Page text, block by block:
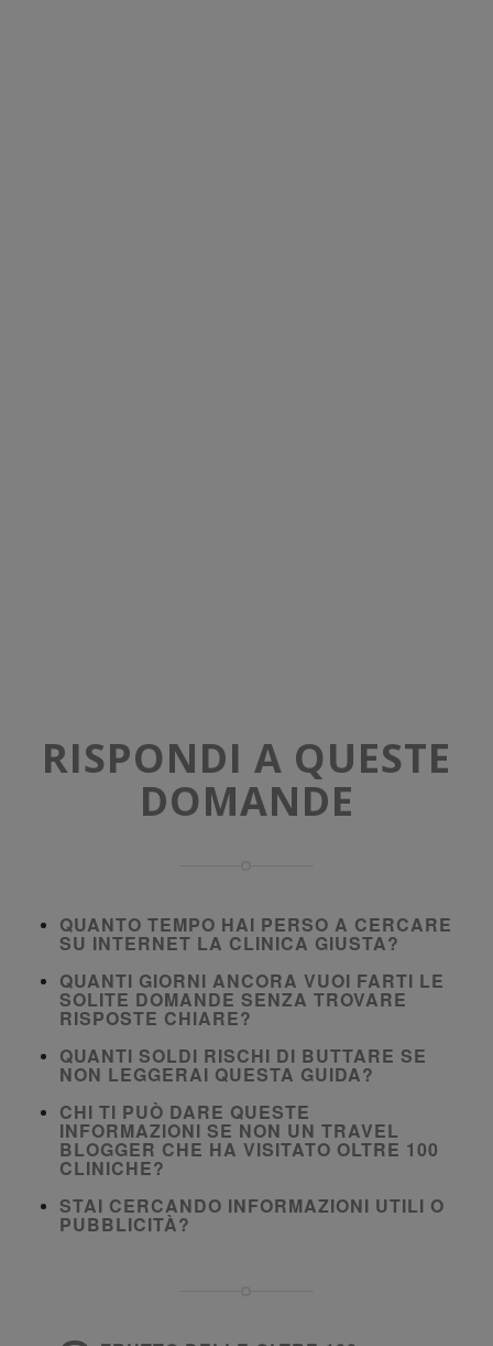
RISPONDI A QUESTE
DOMANDE
QUANTO TEMPO HAI PERSO A CERCARE
SU INTERNET LA CLINICA GIUSTA?
QUANTI GIORNI ANCORA VUOI FARTI LE
SOLITE DOMANDE SENZA TROVARE
RISPOSTE CHIARE?
QUANTI SOLDI RISCHI DI BUTTARE SE
NON LEGGERAI QUESTA GUIDA?
CHI TI PUÒ DARE QUESTE
INFORMAZIONI SE NON UN TRAVEL
BLOGGER CHE HA VISITATO OLTRE 100
CLINICHE?
STAI CERCANDO INFORMAZIONI UTILI O
PUBBLICITÀ?